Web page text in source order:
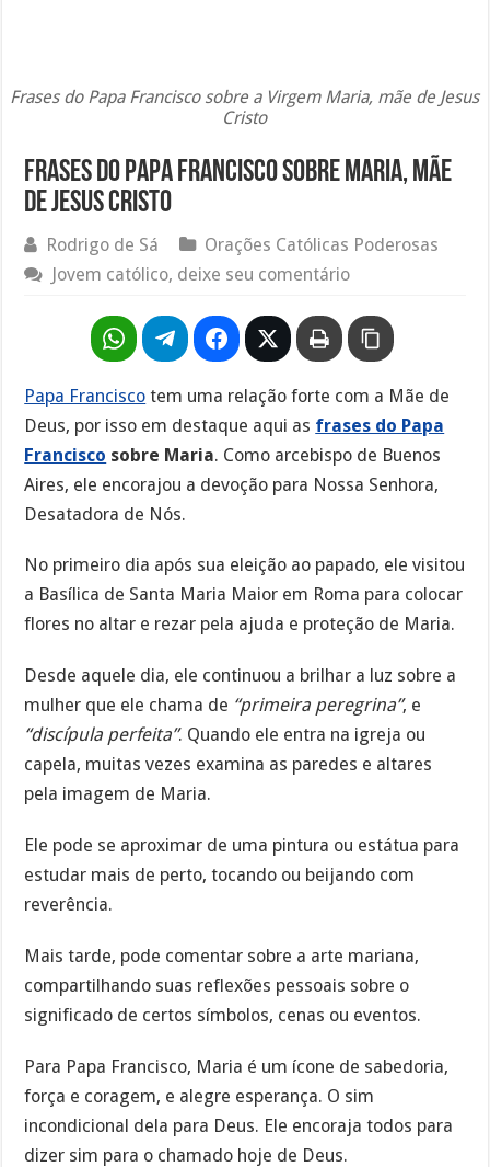
Frases do Papa Francisco sobre a Virgem Maria, mãe de Jesus
Cristo
Frases do Papa Francisco sobre Maria, mãe
de Jesus Cristo
Rodrigo de Sá
Orações Católicas Poderosas
Jovem católico, deixe seu comentário
Papa Francisco tem uma relação forte com a Mãe de
Deus, por isso em destaque aqui as frases do Papa
Francisco sobre Maria. Como arcebispo de Buenos
Aires, ele encorajou a devoção para Nossa Senhora,
Desatadora de Nós.
No primeiro dia após sua eleição ao papado, ele visitou
a Basílica de Santa Maria Maior em Roma para colocar
flores no altar e rezar pela ajuda e proteção de Maria.
Desde aquele dia, ele continuou a brilhar a luz sobre a
mulher que ele chama de “primeira peregrina”, e
“discípula perfeita”. Quando ele entra na igreja ou
capela, muitas vezes examina as paredes e altares
pela imagem de Maria.
Ele pode se aproximar de uma pintura ou estátua para
estudar mais de perto, tocando ou beijando com
reverência.
Mais tarde, pode comentar sobre a arte mariana,
compartilhando suas reflexões pessoais sobre o
significado de certos símbolos, cenas ou eventos.
Para Papa Francisco, Maria é um ícone de sabedoria,
força e coragem, e alegre esperança. O sim
incondicional dela para Deus. Ele encoraja todos para
dizer sim para o chamado hoje de Deus.